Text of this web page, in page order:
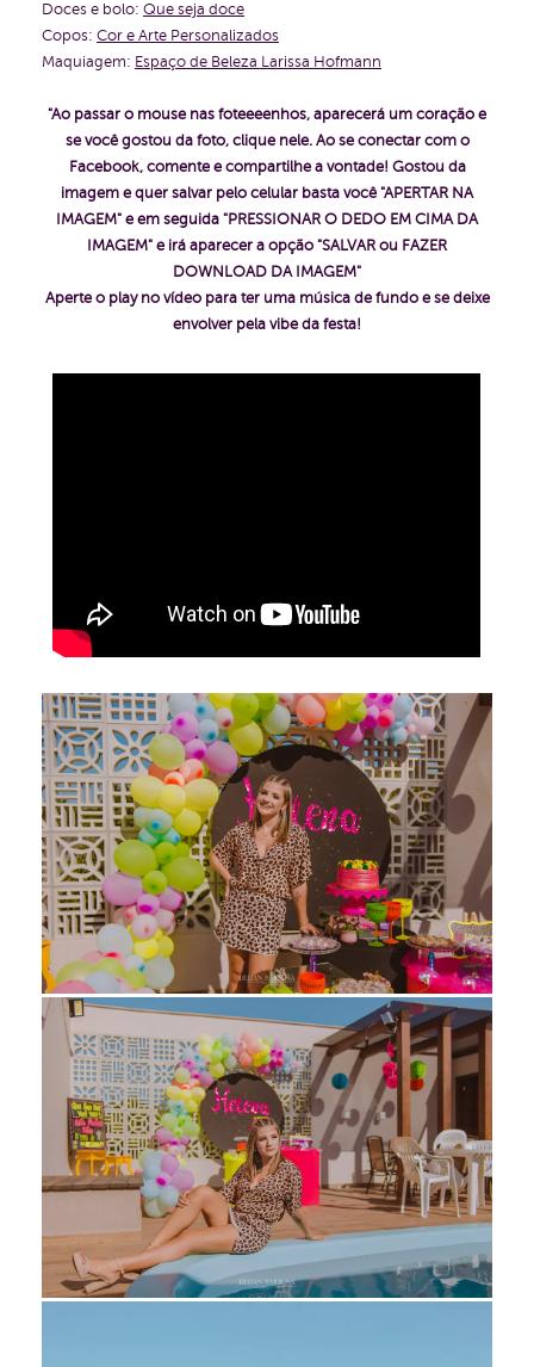
Doces e bolo: Que seja doce
Copos: Cor e Arte Personalizados
Maquiagem: Espaço de Beleza Larissa Hofmann
"Ao passar o mouse nas foteeeenhos, aparecerá um coração e
se você gostou da foto, clique nele. Ao se conectar com o
Facebook, comente e compartilhe a vontade! Gostou da
imagem e quer salvar pelo celular basta você "APERTAR NA
IMAGEM" e em seguida "PRESSIONAR O DEDO EM CIMA DA
IMAGEM" e irá aparecer a opção "SALVAR ou FAZER
DOWNLOAD DA IMAGEM"
Aperte o play no vídeo para ter uma música de fundo e se deixe
envolver pela vibe da festa!